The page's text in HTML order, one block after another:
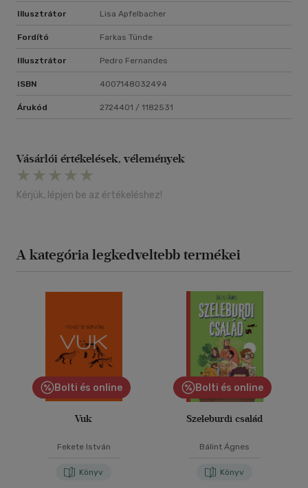
Illusztrátor Lisa Apfelbacher
Fordító Farkas Tünde
Illusztrátor Pedro Fernandes
ISBN 4007148032494
Árukód 2724401 / 1182531
Vásárlói értékelések, vélemények
Kérjük, lépjen be az értékeléshez!
A kategória legkedveltebb termékei
Bolti és online
Vuk
Fekete István
Könyv
Bolti és online
Szeleburdi család
Bálint Ágnes
Könyv